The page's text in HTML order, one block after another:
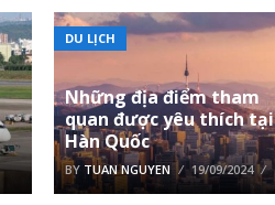
DU LỊCH
Những địa điểm tham
quan được yêu thích tại
Hàn Quốc
BY TUAN NGUYEN 19/09/2024